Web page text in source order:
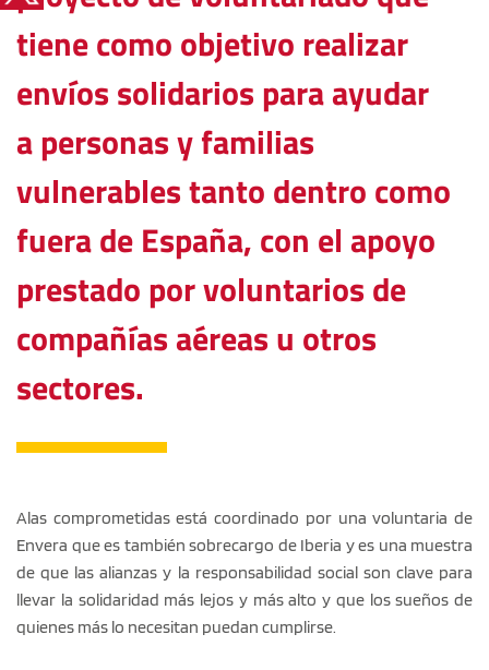
tiene como objetivo realizar
envíos solidarios para ayudar
a personas y familias
vulnerables tanto dentro como
fuera de España, con el apoyo
prestado por voluntarios de
compañías aéreas u otros
sectores.
Alas comprometidas está coordinado por una voluntaria de
Envera que es también sobrecargo de Iberia y es una muestra
de que las alianzas y la responsabilidad social son clave para
llevar la solidaridad más lejos y más alto y que los sueños de
quienes más lo necesitan puedan cumplirse.